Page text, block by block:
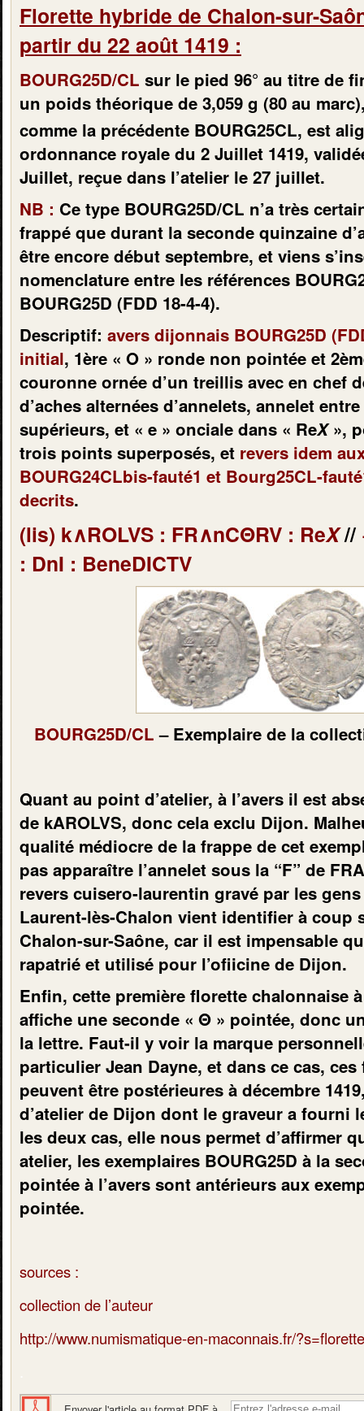
Florette hybride de Chalon-sur-
partir du 22 août 1419 :
BOURG25D/CL sur le pied 96° au titre de
un poids théorique de 3,059 g (80 au
comme la précédente BOURG25CL, est
ordonnance royale du 2 Juillet 1419,
Juillet, reçue dans l’atelier le 27 juillet.
NB : Ce type BOURG25D/CL n’a très
frappé que durant la seconde quinzaine
être encore début septembre, et viens
nomenclature entre les références
BOURG25D (FDD 18-4-4).
Descriptif: avers dijonnais BOURG25D
initial, 1ère « O » ronde non pointée et
couronne ornée d’un treillis avec en chef
d’aches alternées d’annelets, annelet
supérieurs, et « e » onciale dans « ReX»,
trois points superposés, et revers idem
BOURG24CLbis-fauté1 et Bourg25CL-
decrits.
(lis) k∧ROLVS : FR∧nCΘRV : ReX//
: DnI : BeneDICTV
BOURG25D/CL – Exemplaire de la
Quant au point d’atelier, à l’avers il est
de kAROLVS, donc cela exclu Dijon.
qualité médiocre de la frappe de cet
pas apparaître l’annelet sous la “F” de
revers cuisero-laurentin gravé par les
Laurent-lès-Chalon vient identifier à coup
Chalon-sur-Saône, car il est impensable
rapatrié et utilisé pour l’ofiicine de Dijon.
Enfin, cette première florette chalonnaise
affiche une seconde « Θ » pointée, donc
la lettre. Faut-il y voir la marque
particulier Jean Dayne, et dans ce cas,
peuvent être postérieures à décembre
d’atelier de Dijon dont le graveur a fourni
les deux cas, elle nous permet d’affirmer
atelier, les exemplaires BOURG25D à la
pointée à l’avers sont antérieurs aux
pointée.
sources :
collection de l’auteur
http://www.numismatique-en-maconnais.fr/